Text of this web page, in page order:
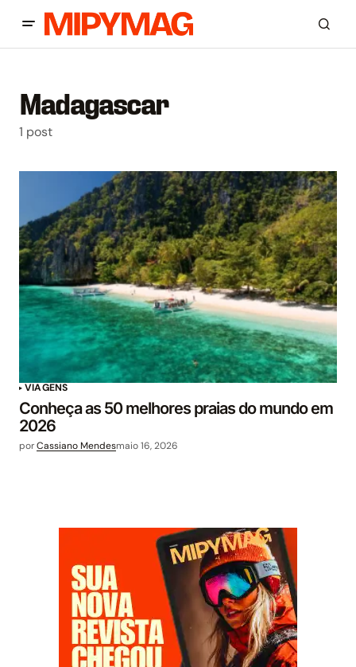
Madagascar
1 post
VIAGENS
Conheça as 50 melhores praias do mundo em
2026
porCassiano Mendesmaio 16, 2026